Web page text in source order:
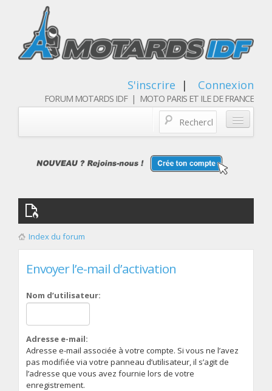
S'inscrire | Connexion
FORUM MOTARDS IDF | MOTO PARIS ET ILE DE FRANCE
Qui sommes nous
Les membres
Index du forum
Envoyer l’e-mail d’activation
Nom d’utilisateur:
Adresse e-mail:
Adresse e-mail associée à votre compte. Si vous ne l’avez
pas modifiée via votre panneau d’utilisateur, il s’agit de
l’adresse que vous avez fournie lors de votre
enregistrement.